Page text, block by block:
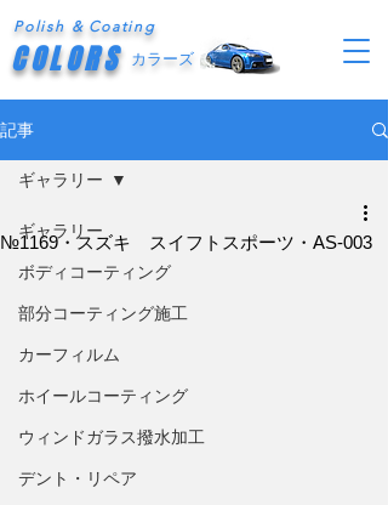
Polish & Coating
COLORS カラーズ
記事
ギャラリー
ボディコーティング
部分コーティング施工
カーフィルム
ホイールコーティング
ウィンドガラス撥水加工
デント・リペア
ギャラリー
№1169・スズキ スイフトスポーツ・AS-003